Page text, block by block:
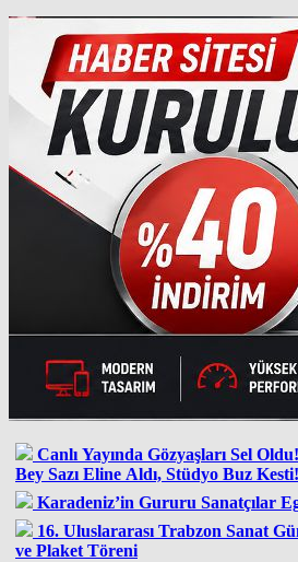
Canlı Yayında Gözyaşları Sel
Bey Sazı Eline Aldı, Stüdyo Buz Kesti!
Karadeniz’in Gururu Sanatçılar
16. Uluslararası Trabzon Sanat
ve Plaket Töreni